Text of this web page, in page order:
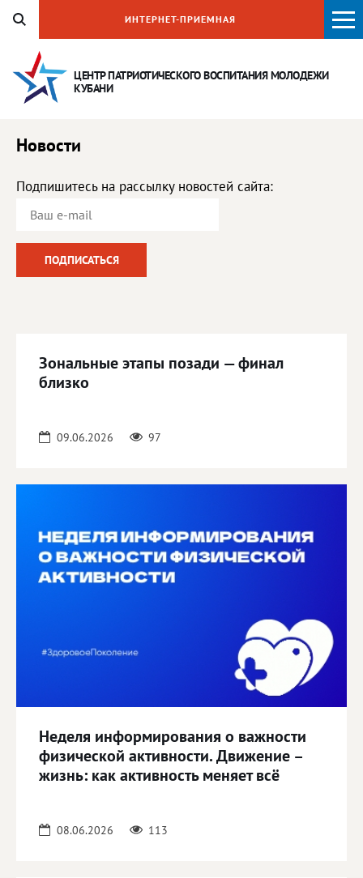
ЦЕНТР ПАТРИОТИЧЕСКОГО ВОСПИТАНИЯМОЛОДЕЖИ
КУБАНИ
ИНТЕРНЕТ-ПРИЕМНАЯ
Новости
Подпишитесь на рассылку новостей сайта:
Зональные этапы позади — финал
близко
09.06.2026 97
Неделя информирования о важности
физической активности. Движение –
жизнь: как активность меняет всё
08.06.2026 113